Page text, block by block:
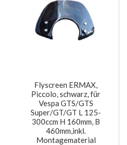
Flyscreen ERMAX,
Piccolo, schwarz, für
Vespa GTS/GTS
Super/GT/GT L 125-
300ccm H 160mm, B
460mm,inkl.
Montagematerial